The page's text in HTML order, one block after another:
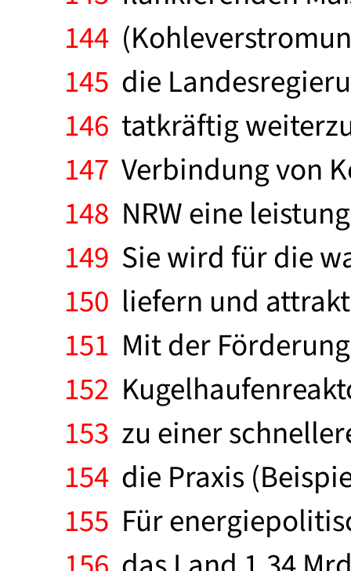
144
145 die
146 tatkräftig
147 Verbindung von
148 NRW eine
149 Sie wird für die
150 liefern und
151 Mit der
152
153 zu einer
154 die Praxis
155 Für